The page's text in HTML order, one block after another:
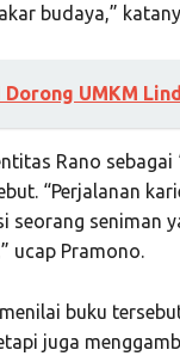
budaya,”
Dorong UMKM
Rano
“Perjalanan
seorang seniman
ucap Pramono.
buku
juga